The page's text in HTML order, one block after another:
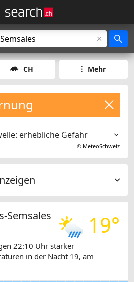
CH Mehr
erhebliche Gefahr
© MeteoSchweiz
19°
Semsales
22:10 Uhr starker
in der Nacht 19, am